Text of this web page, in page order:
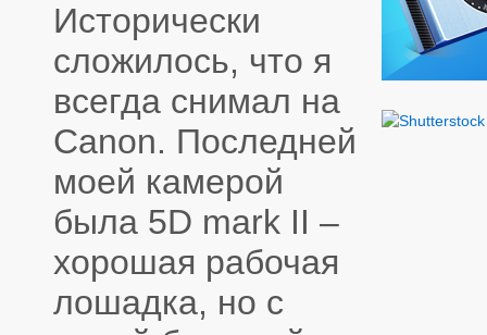
Исторически
сложилось, что я
всегда снимал на
Canon. Последней
моей камерой
была 5D mark II –
хорошая рабочая
лошадка, но с